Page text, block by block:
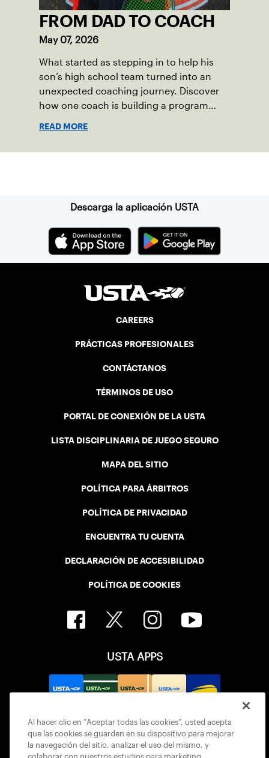
FROM DAD TO COACH
May 07, 2026
What started as stepping in to help his
son’s high school team turned into an
unexpected coaching journey. Discover
how one coach is building a program
READ MORE
Descarga la aplicación USTA
CAREERS
PRÁCTICAS PROFESIONALES
CONTÁCTANOS
TÉRMINOS DE USO
PORTAL DE CONEXIÓN DE LA USTA
LISTA DISCIPLINARIA DE JUEGO SEGURO
MAPA DEL SITIO
POLÍTICA PARA ÁRBITROS
POLÍTICA DE PRIVACIDAD
ENCUENTRA TU CUENTA
DECLARACIÓN DE ACCESIBILIDAD
POLÍTICA DE COOKIES
USTA APPS
Al hacer clic en “Aceptar todas las cookies”, usted acepta
que las cookies se guarden en su dispositivo para mejorar
la navegación del sitio, analizar el uso del mismo, y